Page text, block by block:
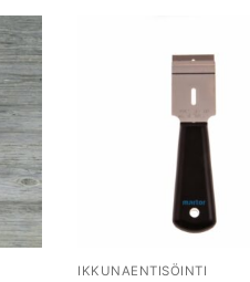
IKKUNAENTISÖINTI